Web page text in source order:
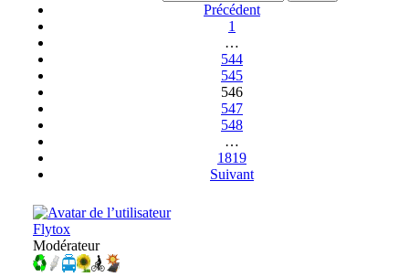
Précédent
1
…
544
545
546
547
548
…
1819
Suivant
Flytox
Modérateur